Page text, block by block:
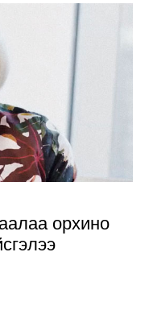
орхино